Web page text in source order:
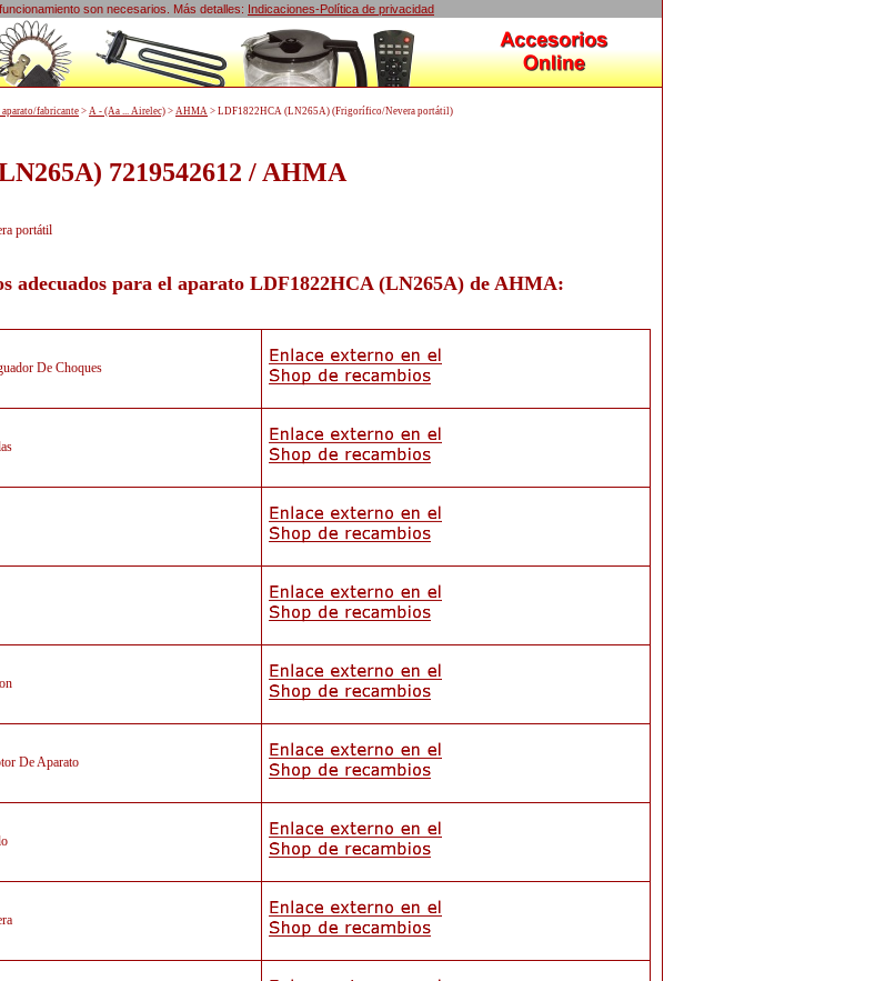
son necesarios. Más detalles: Indicaciones-Política de privacidad
7219542612 / AHMA
portátil
adecuados para el aparato LDF1822HCA (LN265A) de AHMA:
De Choques
De Aparato
fabricante> A - (Aa ... Airelec) > AHMA > LDF1822HCA (LN265A) (Frigorífico/Nevera portátil)